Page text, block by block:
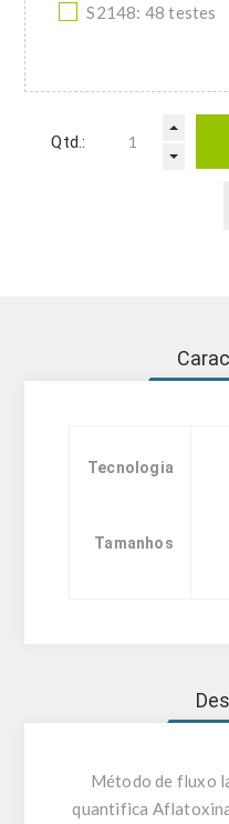
S2148: 48 testes
Qtd.:
Tecnologia
Tamanhos
Método de fluxo
quantifica